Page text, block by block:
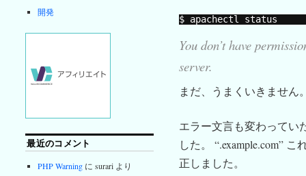
$ apachectl status
You don’t have
server.
まだ、うまくいきません
エラー文言も変わってい
した。 “.example.com”
正しました。
開発
最近のコメント
PHP Warning に surari より